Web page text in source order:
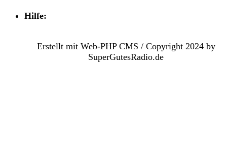
Hilfe:
Erstellt mit Web-PHP CMS / Copyright 2024 by
SuperGutesRadio.de